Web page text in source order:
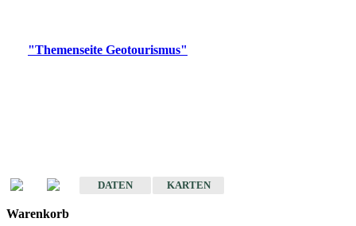
"Themenseite Geotourismus"
DATEN
KARTEN
Warenkorb